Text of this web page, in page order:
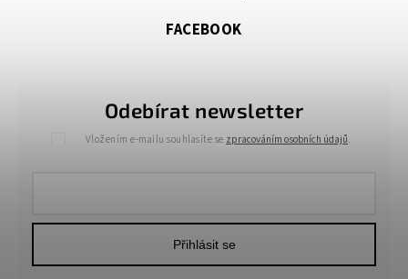
Odebírat newsletter
Vložením e-mailu souhlasíte se zpracováním osobních údajů.
Přihlásit se
FACEBOOK